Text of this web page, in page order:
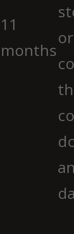
11
months